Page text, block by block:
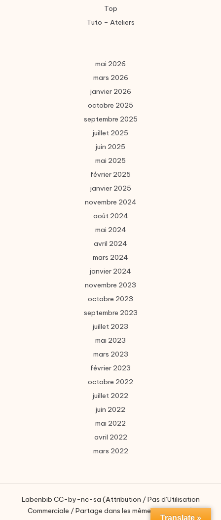
Top
Tuto – Ateliers
mai 2026
mars 2026
janvier 2026
octobre 2025
septembre 2025
juillet 2025
juin 2025
mai 2025
février 2025
janvier 2025
novembre 2024
août 2024
mai 2024
avril 2024
mars 2024
janvier 2024
novembre 2023
octobre 2023
septembre 2023
juillet 2023
mai 2023
mars 2023
février 2023
octobre 2022
juillet 2022
juin 2022
mai 2022
avril 2022
mars 2022
Labenbib CC-by-nc-sa (Attribution / Pas d’Utilisation
Commerciale / Partage dans les mêmes conditions)
Translate »